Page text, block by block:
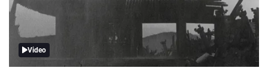
Video